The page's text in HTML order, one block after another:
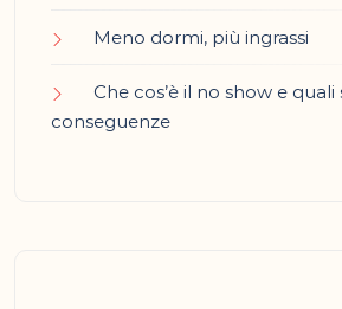
Meno dormi, più ingrassi
Che cos’è il no show e quali
conseguenze